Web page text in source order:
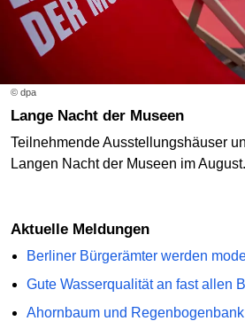
© dpa
Lange Nacht der Museen
Teilnehmende Ausstellungshäuser
Langen Nacht der Museen im August.
Aktuelle Meldungen
Berliner Bürgerämter werden
Gute Wasserqualität an fast allen
Ahornbaum und